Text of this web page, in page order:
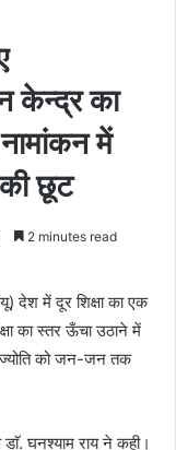
केन्द्र का
में
की छूट
2 minutes read
देश में दूर शिक्षा का एक
का स्तर ऊँचा उठाने में
ज्योति को जन-जन तक
घनश्याम राय ने कही।